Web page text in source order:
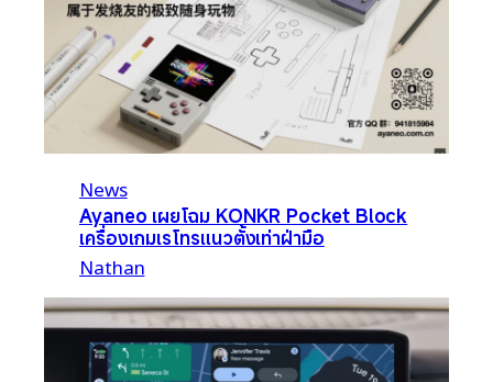
News
Ayaneo เผยโฉม KONKR Pocket Block
เครื่องเกมเรโทรแนวตั้งเท่าฝ่ามือ
Nathan